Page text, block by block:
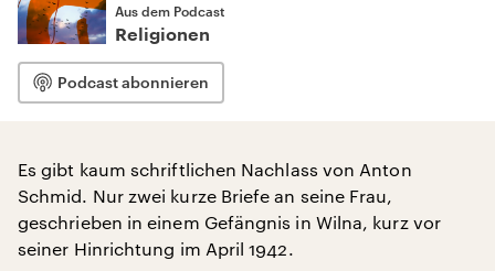
Aus dem Podcast
Religionen
Podcast abonnieren
Es gibt kaum schriftlichen Nachlass von Anton
Schmid. Nur zwei kurze Briefe an seine Frau,
geschrieben in einem Gefängnis in Wilna, kurz vor
seiner Hinrichtung im April 1942.